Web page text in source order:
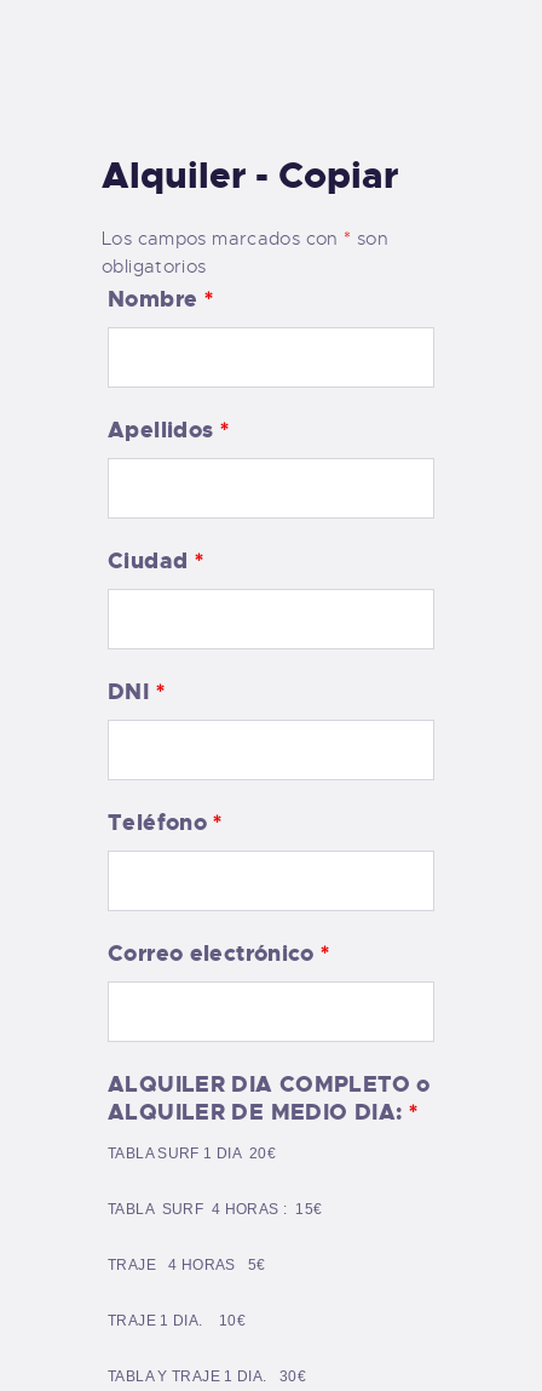
Alquiler - Copiar
Los campos marcados con * son
obligatorios
Nombre *
Apellidos *
Ciudad *
DNI *
Teléfono*
Correo electrónico*
ALQUILER DIA COMPLETO o
ALQUILER DE MEDIO DIA: *
TABLA SURF 1 DIA 20€
TABLA SURF 4 HORAS : 15€
TRAJE 4 HORAS 5€
TRAJE 1 DIA. 10€
TABLA Y TRAJE 1 DIA. 30€